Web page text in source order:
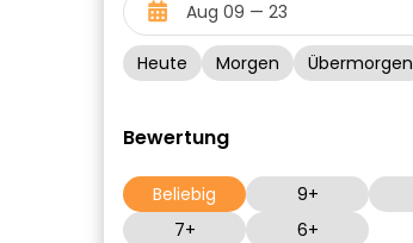
Heute Morgen Übermorgen
Bewertung
Beliebig 9+
7+
6+